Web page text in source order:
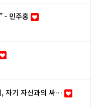
- 민주홍
, 자기 자신과의 싸…